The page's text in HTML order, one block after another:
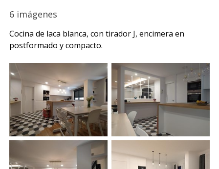
6 imágenes
Cocina de laca blanca, con tirador J, encimera en
postformado y compacto.